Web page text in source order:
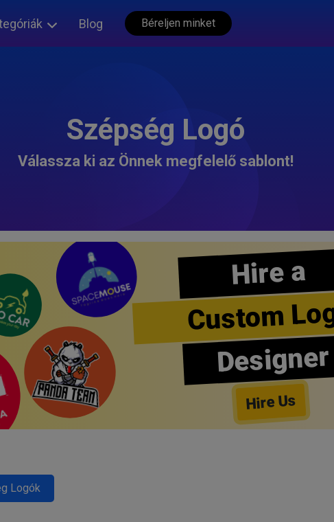
Blog Béreljen minket
Szépség Logó
Válassza ki az Önnek megfelelő sablont!
Hire a
Custom
Designer
Hire Us
Logók